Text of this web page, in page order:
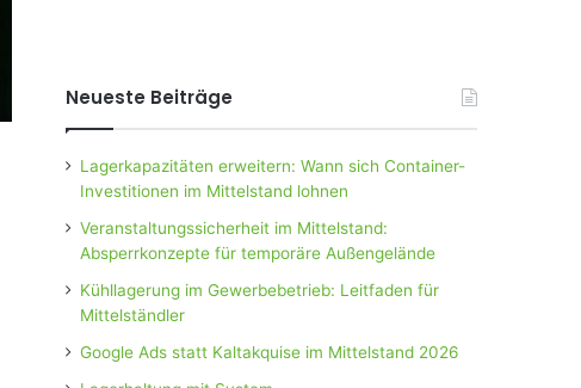
Neueste Beiträge
Lagerkapazitäten erweitern: Wann sich Container-
Investitionen im Mittelstand lohnen
Veranstaltungssicherheit im Mittelstand:
Absperrkonzepte für temporäre Außengelände
Kühllagerung im Gewerbebetrieb: Leitfaden für
Mittelständler
Google Ads statt Kaltakquise im Mittelstand 2026